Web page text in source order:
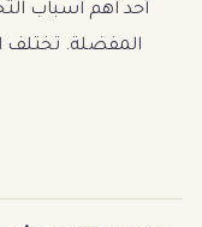
أحد أهم أسباب
المفضلة. تختلف